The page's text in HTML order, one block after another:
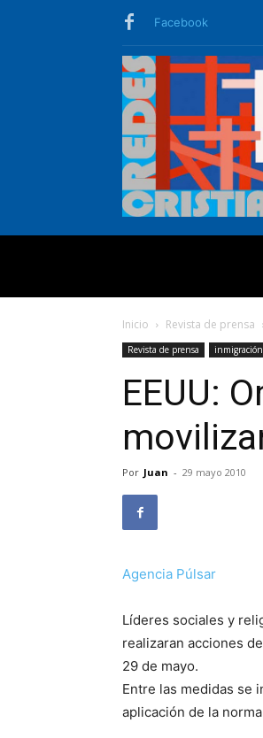
Facebook
Inicio Revista de prensa
Revista de prensa inmigración
EEUU:
Por Juan - 29 mayo 2010
Agencia Púlsar
Líderes sociales y
realizaran acciones
29 de mayo.
Entre las medidas se
aplicación de la